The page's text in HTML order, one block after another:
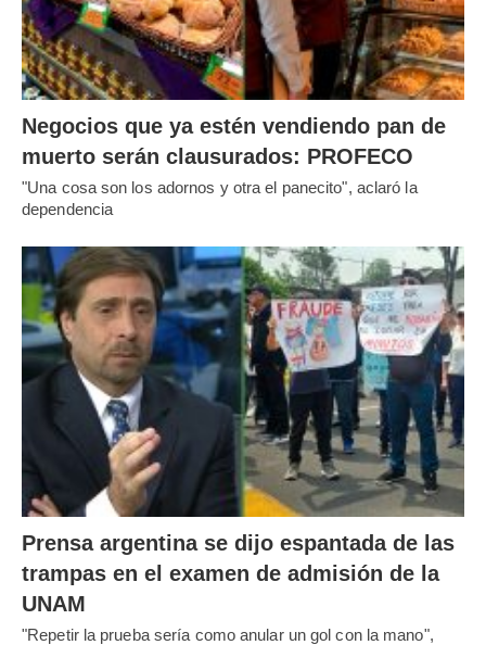
Negocios que ya estén vendiendo pan de
muerto serán clausurados: PROFECO
"Una cosa son los adornos y otra el panecito", aclaró la
dependencia
Prensa argentina se dijo espantada de las
trampas en el examen de admisión de la
UNAM
"Repetir la prueba sería como anular un gol con la mano",